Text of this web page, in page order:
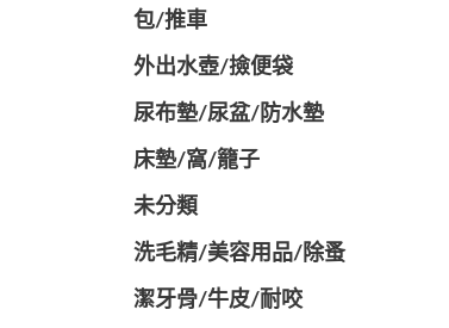
包/推車
外出水壺/撿便袋
尿布墊/尿盆/防水墊
️床墊/窩/籠子
未分類
洗毛精/美容用品/除蚤
潔牙骨/牛皮/耐咬